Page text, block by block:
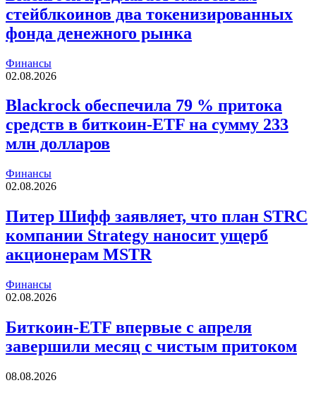
стейблкоинов два токенизированных
фонда денежного рынка
Финансы
02.08.2026
Blackrock обеспечила 79 % притока
средств в биткоин-ETF на сумму 233
млн долларов
Финансы
02.08.2026
Питер Шифф заявляет, что план STRC
компании Strategy наносит ущерб
акционерам MSTR
Финансы
02.08.2026
Биткоин-ETF впервые с апреля
завершили месяц с чистым притоком
08.08.2026